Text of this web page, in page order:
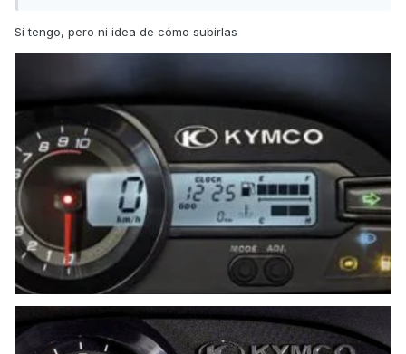
Si tengo, pero ni idea de cómo subirlas